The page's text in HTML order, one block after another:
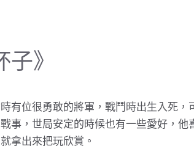
》
有位很勇敢的將軍，戰鬥時出生入死
事，世局安定的時候也有一些愛好，
拿出來把玩欣賞。